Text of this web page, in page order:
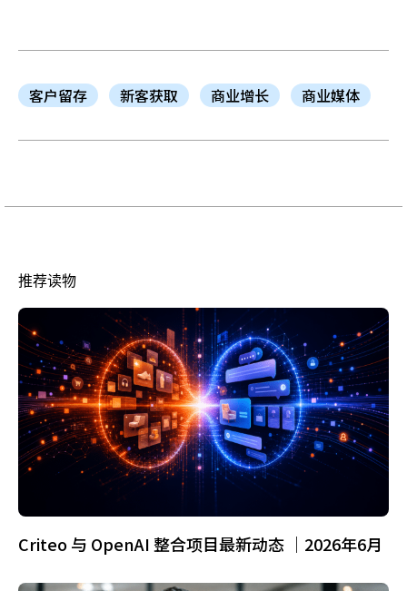
客户留存 新客获取 商业增长 商业媒体
推荐读物
Criteo 与 OpenAI 整合项目最新动态 ｜2026年6月